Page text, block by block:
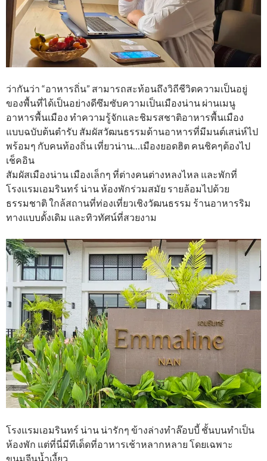
ว่ากันว่า “อาหารถิ่น” สามารถสะท้อนถึงวิถีชีวิตความเป็นอยู่
ของพื้นที่ได้เป็นอย่างดีซึมซับความเป็นเมืองน่าน ผ่านเมนู
อาหารพื้นเมือง ทำความรู้จักและชิมรสชาติอาหารพื้นเมือง
แบบฉบับต้นตำรับ สัมผัสวัฒนธรรมด้านอาหารที่มีมนต์เสน่ห์ไป
พร้อมๆ กับคนท้องถิ่น เที่ยวน่าน…เมืองยอดฮิต คนชิคๆต้องไป
เช็คอิน
สัมผัสเมืองน่าน เมืองเล็กๆ ที่ต่างคนต่างหลงไหล และพักที่
โรงแรมเอมรินทร์ น่าน ห้องพักร่วมสมัย รายล้อมไปด้วย
ธรรมชาติ ใกล้สถานที่ท่องเที่ยวเชิงวัฒนธรรม ร้านอาหารริม
ทางแบบดั้งเดิม และทิวทัศน์ที่สวยงาม
โรงแรมเอมรินทร์ น่าน น่ารักๆ ข้างล่างทำล๊อบบี้ ชั้นบนทำเป็น
ห้องพัก แต่ที่นี่มีทีเด็ดที่อาหารเช้าหลากหลาย โดยเฉพาะ
ขนมจีนน้ำเงี้ยว